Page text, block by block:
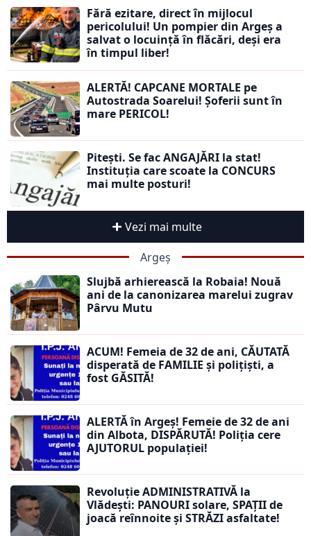
Fără ezitare, direct în mijlocul
pericolului! Un pompier din Argeș a
salvat o locuință în flăcări, deși era
în timpul liber!
ALERTĂ! CAPCANE MORTALE pe
Autostrada Soarelui! Șoferii sunt în
mare PERICOL!
Pitești. Se fac ANGAJĂRI la stat!
Instituția care scoate la CONCURS
mai multe posturi!
Vezi mai multe
Argeș
Slujbă arhierească la Robaia! Nouă
ani de la canonizarea marelui zugrav
Pârvu Mutu
ACUM! Femeia de 32 de ani, CĂUTATĂ
disperată de FAMILIE și polițiști, a
fost GĂSITĂ!
ALERTĂ în Argeș! Femeie de 32 de ani
din Albota, DISPĂRUTĂ! Poliția cere
AJUTORUL populației!
Revoluție ADMINISTRATIVĂ la
Vlădești: PANOURI solare, SPAȚII de
joacă reînnoite și STRĂZI asfaltate!